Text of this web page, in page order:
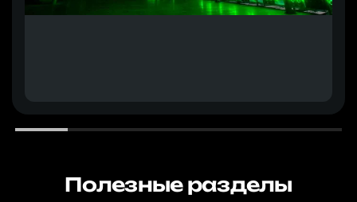
Полезные разделы